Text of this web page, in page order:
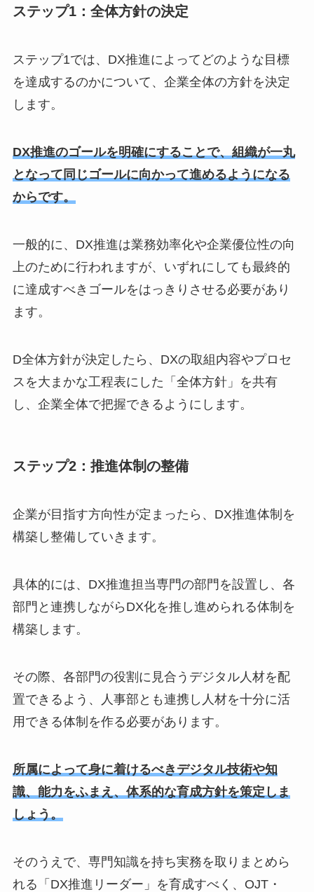
ステップ1：全体方針の決定
ステップ1では、DX推進によってどのような目標
を達成するのかについて、企業全体の方針を決定
します。
DX推進のゴールを明確にすることで、組織が一丸
となって同じゴールに向かって進めるようになる
からです。
一般的に、DX推進は業務効率化や企業優位性の向
上のために行われますが、いずれにしても最終的
に達成すべきゴールをはっきりさせる必要があり
ます。
D全体方針が決定したら、DXの取組内容やプロセ
スを大まかな工程表にした「全体方針」を共有
し、企業全体で把握できるようにします。
ステップ2：推進体制の整備
企業が目指す方向性が定まったら、DX推進体制を
構築し整備していきます。
具体的には、DX推進担当専門の部門を設置し、各
部門と連携しながらDX化を推し進められる体制を
構築します。
その際、各部門の役割に見合うデジタル人材を配
置できるよう、人事部とも連携し人材を十分に活
用できる体制を作る必要があります。
所属によって身に着けるべきデジタル技術や知
識、能力をふまえ、体系的な育成方針を策定しま
しょう。
そのうえで、専門知識を持ち実務を取りまとめら
れる「DX推進リーダー」を育成すべく、OJT・